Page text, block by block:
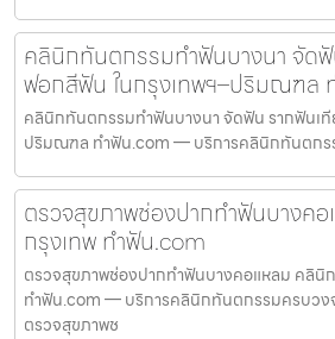
คลินิกทันตกรรมทำฟันบางนา จัด
ฟอกสีฟัน ในกรุงเทพฯ–ปริมณฑล
คลินิกทันตกรรมทำฟันบางนา จัดฟัน รากฟันเ
ปริมณฑล ทำฟัน.com — บริการคลินิกทันตกร
ตรวจสุขภาพช่องปากทำฟันบางค
กรุงเทพ ทำฟัน.com
ตรวจสุขภาพช่องปากทำฟันบางคอแหลม คลินิ
ทำฟัน.com — บริการคลินิกทันตกรรมครบวง
ตรวจสุขภาพช